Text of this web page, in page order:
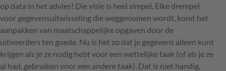
op data in het advies! Die visie is heel simpel. Elke drempel
voor gegevensuitwisseling die weggenomen wordt, komt het
aanpakken van maatschappelijke opgaven door de
uitvoerders ten goede. Nu is het zo dat je gegevens alleen kunt
krijgen als je ze nodig hebt voor een wettelijke taak (of als je ze
al had, gebruiken voor een andere taak). Dat is niet handig,